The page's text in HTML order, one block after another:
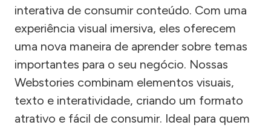
interativa de consumir conteúdo. Com uma
experiência visual imersiva, eles oferecem
uma nova maneira de aprender sobre temas
importantes para o seu negócio. Nossas
Webstories combinam elementos visuais,
texto e interatividade, criando um formato
atrativo e fácil de consumir. Ideal para quem